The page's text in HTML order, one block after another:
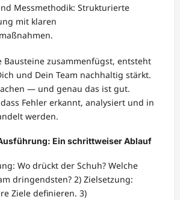
Messmethodik: Strukturierte
mit klaren
Bausteine zusammenfügst, entsteht
und Dein Team nachhaltig stärkt.
— und genau das ist gut.
Fehler erkannt, analysiert und in
werden.
Ein schrittweiser Ablauf
Wo drückt der Schuh? Welche
dringendsten? 2) Zielsetzung:
Ziele definieren. 3)